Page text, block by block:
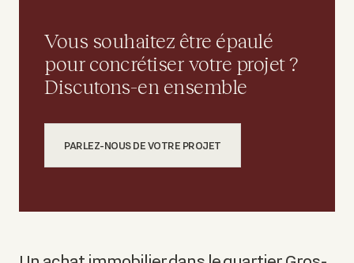
Vous souhaitez être épaulé
pour concrétiser votre projet ?
Discutons-en ensemble
PARLEZ-NOUS DE VOTRE PROJET